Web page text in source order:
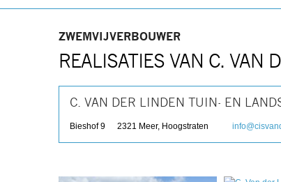
ZWEMVIJVERBOUWER
REALISATIES VAN C. VAN
C. VAN DER LINDEN TUIN- EN
Bieshof 9 2321 Meer, Hoogstraten